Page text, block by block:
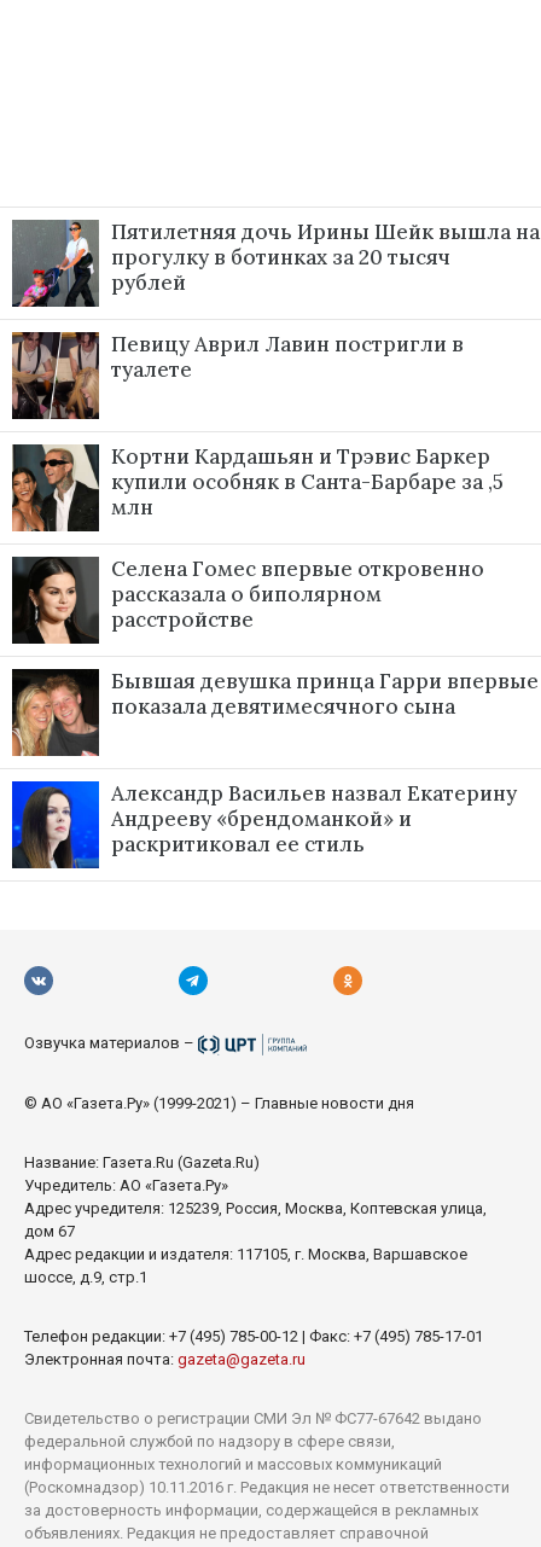
Пятилетняя дочь Ирины Шейк вышла на
прогулку в ботинках за 20 тысяч
рублей
Певицу Аврил Лавин постригли в
туалете
Кортни Кардашьян и Трэвис Баркер
купили особняк в Санта-Барбаре за ,5
млн
Селена Гомес впервые откровенно
рассказала о биполярном
расстройстве
Бывшая девушка принца Гарри впервые
показала девятимесячного сына
Александр Васильев назвал Екатерину
Андрееву «брендоманкой» и
раскритиковал ее стиль
Озвучка материалов –
© АО «Газета.Ру» (1999-2021) – Главные новости дня
Название: Газета.Ru (Gazeta.Ru)
Учредитель: АО «Газета.Ру»
Адрес учредителя: 125239, Россия, Москва, Коптевская улица,
дом 67
Адрес редакции и издателя: 117105, г. Москва, Варшавское
шоссе, д.9, стр.1
Телефон редакции: +7 (495) 785-00-12 | Факс: +7 (495) 785-17-01
Электронная почта: gazeta@gazeta.ru
Свидетельство о регистрации СМИ Эл № ФС77-67642 выдано
федеральной службой по надзору в сфере связи,
информационных технологий и массовых коммуникаций
(Роскомнадзор) 10.11.2016 г. Редакция не несет ответственности
за достоверность информации, содержащейся в рекламных
объявлениях. Редакция не предоставляет справочной